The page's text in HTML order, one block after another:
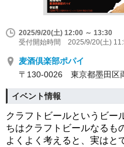
2025/9/20(土) 12:00 ～ 13:30
受付開始時間 2025/9/20(土)
麦酒倶楽部ポパイ
〒130-0026 東京都墨田区
イベント情報
クラフトビールというビー
ちはクラフトビールなるも
よくよく考えると、実はと